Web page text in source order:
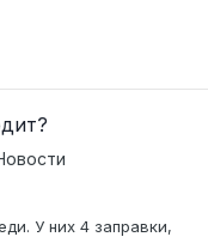
У них 4 заправки,